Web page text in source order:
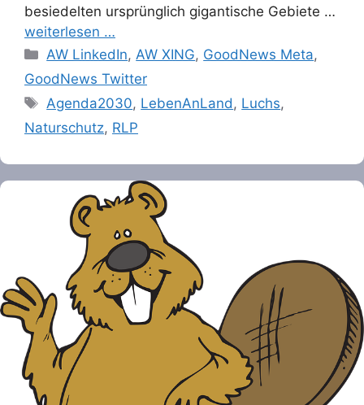
besiedelten ursprünglich gigantische Gebiete …
weiterlesen …
Categories
AW LinkedIn, AW XING, GoodNews Meta,
GoodNews Twitter
Tags
Agenda2030, LebenAnLand , Luchs,
Naturschutz, RLP